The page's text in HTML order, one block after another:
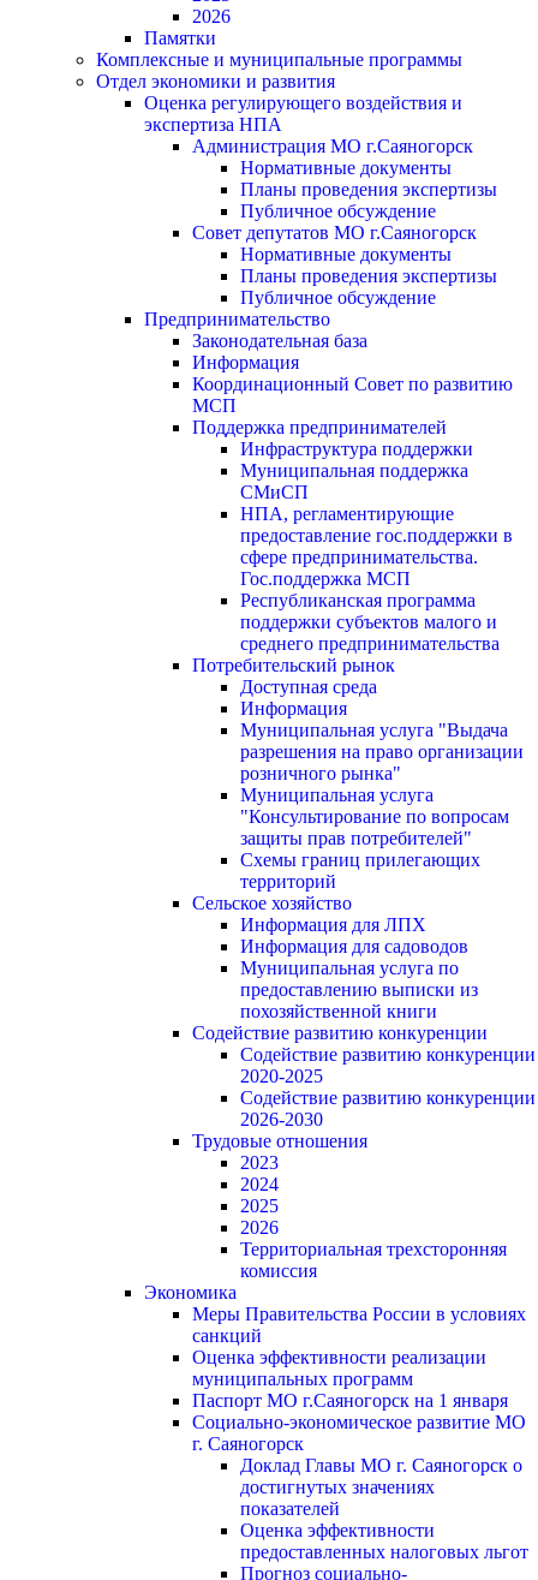
2026
Памятки
Комплексные и муниципальные программы
Отдел экономики и развития
Оценка регулирующего воздействия и
экспертиза НПА
Администрация МО г.Саяногорск
Нормативные документы
Планы проведения экспертизы
Публичное обсуждение
Совет депутатов МО г.Саяногорск
Нормативные документы
Планы проведения экспертизы
Публичное обсуждение
Предпринимательство
Законодательная база
Информация
Координационный Совет по развитию
МСП
Поддержка предпринимателей
Инфраструктура поддержки
Муниципальная поддержка
СМиСП
НПА, регламентирующие
предоставление гос.поддержки в
сфере предпринимательства.
Гос.поддержка МСП
Республиканская программа
поддержки субъектов малого и
среднего предпринимательства
Потребительский рынок
Доступная среда
Информация
Муниципальная услуга "Выдача
разрешения на право организации
розничного рынка"
Муниципальная услуга
"Консультирование по вопросам
защиты прав потребителей"
Схемы границ прилегающих
территорий
Сельское хозяйство
Информация для ЛПХ
Информация для садоводов
Муниципальная услуга по
предоставлению выписки из
похозяйственной книги
Содействие развитию конкуренции
Содействие развитию конкуренции
2020-2025
Содействие развитию конкуренции
2026-2030
Трудовые отношения
2023
2024
2025
2026
Территориальная трехсторонняя
комиссия
Экономика
Меры Правительства России в условиях
санкций
Оценка эффективности реализации
муниципальных программ
Паспорт МО г.Саяногорск на 1 января
Социально-экономическое развитие МО
г. Саяногорск
Доклад Главы МО г. Саяногорск о
достигнутых значениях
показателей
Оценка эффективности
предоставленных налоговых льгот
Прогноз социально-